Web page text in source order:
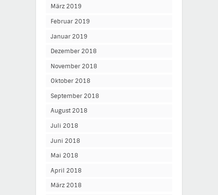
März 2019
Februar 2019
Januar 2019
Dezember 2018
November 2018
Oktober 2018
September 2018
August 2018
Juli 2018
Juni 2018
Mai 2018
April 2018
März 2018